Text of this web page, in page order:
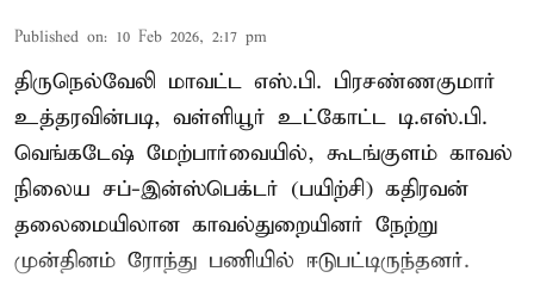
Published on: 10 Feb 2026, 2:17 pm
திருநெல்வேலி மாவட்ட எஸ்.பி. பிரசண்ணகுமார்
உத்தரவின்படி, வள்ளியூர் உட்கோட்ட டி.எஸ்.பி.
வெங்கடேஷ் மேற்பார்வையில், கூடங்குளம் காவல்
நிலைய சப்-இன்ஸ்பெக்டர் (பயிற்சி) கதிரவன்
தலைமையிலான காவல்துறையினர் நேற்று
முன்தினம் ரோந்து பணியில் ஈடுபட்டிருந்தனர்.